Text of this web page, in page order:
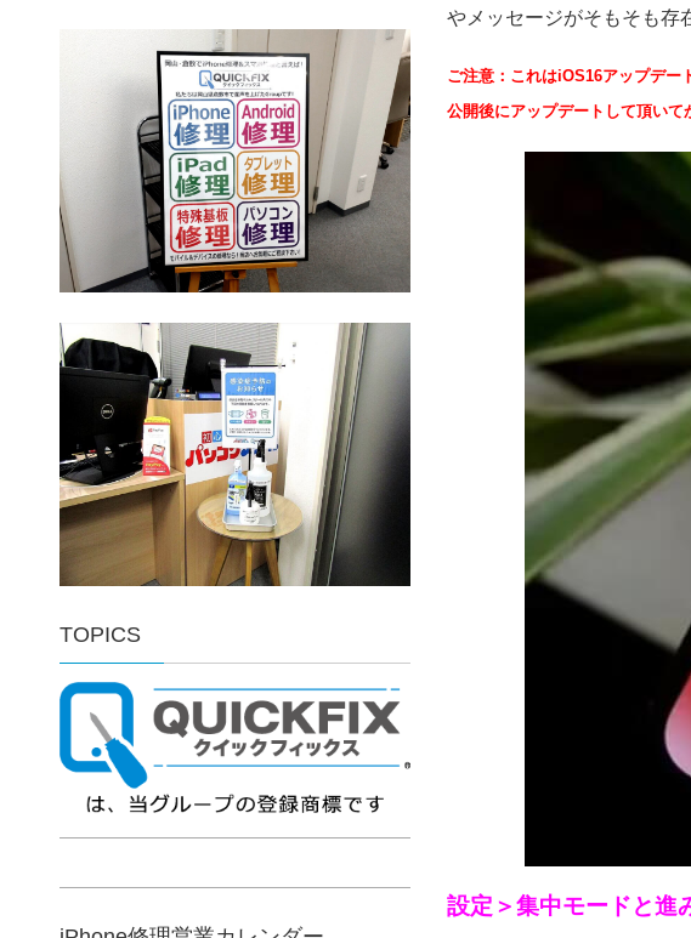
やメッセージがそもそも存
ご注意：これはiOS16アップデー
公開後にアップデートして頂い
設定＞集中モードと進
TOPICS